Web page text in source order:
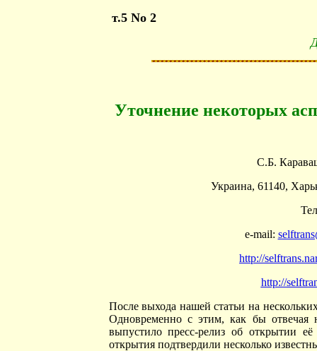
т.5 No 2
Уточнение некоторых
С.Б.
Украина, 61140,
e-mail:
http://
http://
После выхода нашей статьи на
Одновременно с этим, как бы отвечая
выпустило пресс-релиз об открытии
открытия подтвердили несколько